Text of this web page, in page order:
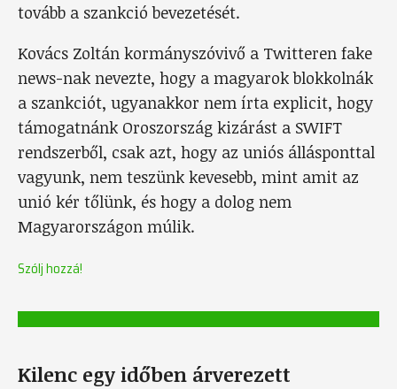
tovább a szankció bevezetését.
Kovács Zoltán kormányszóvivő a Twitteren fake
news-nak nevezte, hogy a magyarok blokkolnák
a szankciót, ugyanakkor nem írta explicit, hogy
támogatnánk Oroszország kizárást a SWIFT
rendszerből, csak azt, hogy az uniós állásponttal
vagyunk, nem teszünk kevesebb, mint amit az
unió kér tőlünk, és hogy a dolog nem
Magyarországon múlik.
Szólj hozzá!
Kilenc egy időben árverezett